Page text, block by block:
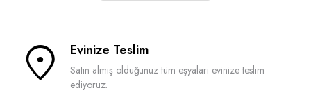
Evinize Teslim
Satın almış olduğunuz tüm eşyaları evinize teslim
ediyoruz.